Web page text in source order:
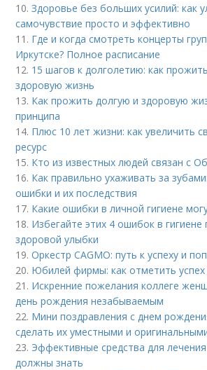
10.Здоровье без больших усилий: как
самочувствие просто и эффективно
11. Где и когда смотреть концерты
Иркутске? Полное расписание
12. 15 шагов к долголетию: как
здоровую жизнь
13. Как прожить долгую и здоровую
принципа
14. Плюс 10 лет жизни: как увеличить
ресурс
15. Кто из известных людей связан с
16. Как правильно ухаживать за
ошибки и их последствия
17. Какие ошибки в личной гигиене
18. Избегайте этих 4 ошибок в гигиене
здоровой улыбки
19.Оркестр CAGMO: путь к успеху и
20. Юбилей фирмы: как отметить успех
21. Искренние пожелания коллеге
день рождения незабываемым
22. Мини поздравления с днем
сделать их уместными и
23. Эффективные средства для
должны знать